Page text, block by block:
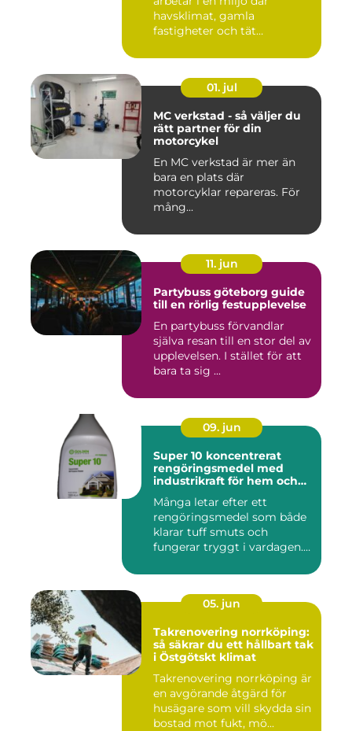
havsklimat, gamla
fastigheter och tät
01. jul
MC verkstad - så väljer du
rätt partner för din
motorcykel
En MC verkstad är mer än
bara en plats där
motorcyklar repareras. För
mång...
11. jun
Partybuss göteborg guide
till en rörlig festupplevelse
En partybuss förvandlar
själva resan till en stor del av
upplevelsen. I stället för att
bara ta sig ...
09. jun
Super 10 koncentrerat
rengöringsmedel med
industrikraft för hem och
Många letar efter ett
rengöringsmedel som både
klarar tuff smuts och
fungerar tryggt i vardagen.
05. jun
Takrenovering norrköping:
så säkrar du ett hållbart tak
i Östgötskt klimat
Takrenovering norrköping är
en avgörande åtgärd för
husägare som vill skydda sin
bostad mot fukt, mö...